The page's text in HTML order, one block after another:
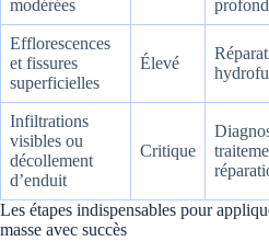
modérées
Efflorescences
et fissures
superficielles
Élevé
Infiltrations
visibles ou
décollement
d’enduit
Critique
Les étapes indispensables pour
masse avec succès